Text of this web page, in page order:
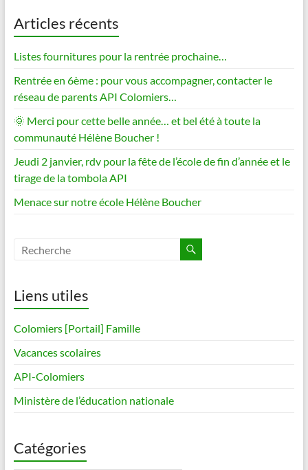
Articles récents
Listes fournitures pour la rentrée prochaine…
Rentrée en 6ème : pour vous accompagner, contacter le
réseau de parents API Colomiers…
🌞 Merci pour cette belle année… et bel été à toute la
communauté Hélène Boucher !
Jeudi 2 janvier, rdv pour la fête de l’école de fin d’année et le
tirage de la tombola API
Menace sur notre école Hélène Boucher
Liens utiles
Colomiers [Portail] Famille
Vacances scolaires
API-Colomiers
Ministère de l’éducation nationale
Catégories